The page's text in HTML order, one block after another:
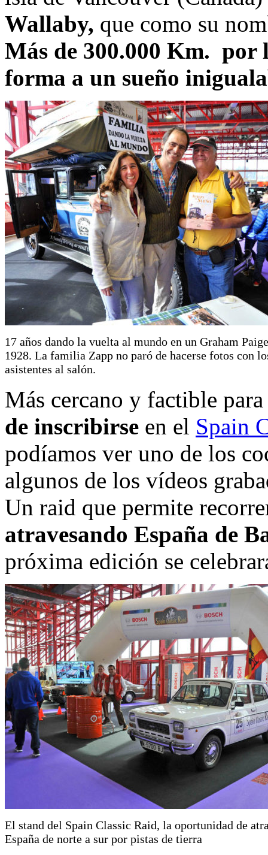
Wallaby, que como su
Más de 300.000 Km. por
forma a un sueño
17 años dando la vuelta al mundo en un Graham
1928. La familia Zapp no paró de hacerse fotos con
asistentes al salón.
Más cercano y factible
de inscribirse en el Spain
podíamos ver uno de los
algunos de los vídeos
Un raid que permite
atravesando España de
próxima edición se
El stand del Spain Classic Raid, la oportunidad de
España de norte a sur por pistas de tierra